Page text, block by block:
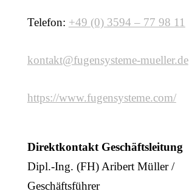
Telefon: +49 (0) 3594 – 77 98 11
kontakt@fugensysteme-mueller.de
https://www.fugensysteme.com/
Direktkontakt Geschäftsleitung
Dipl.-Ing. (FH) Aribert Müller /
Geschäftsführer